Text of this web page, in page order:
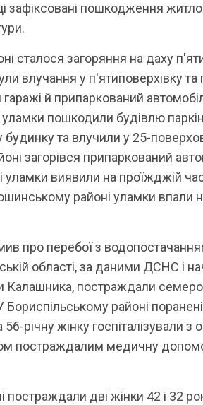
зафіксовані пошкодження
сталося загоряння на даху
влучання у п'ятиповерхівку та
й припаркований
пошкодили будівлю
будинку та влучили у 25-
загорівся припаркований
уламки виявили на проїжджій
районі уламки впали
про перебої з
області, за даними ДСНС і
Калашника, постраждали
Бориспільському районі
56-річну жінку госпіталізували
постраждалим медичну
постраждали дві жінки 42 і 32